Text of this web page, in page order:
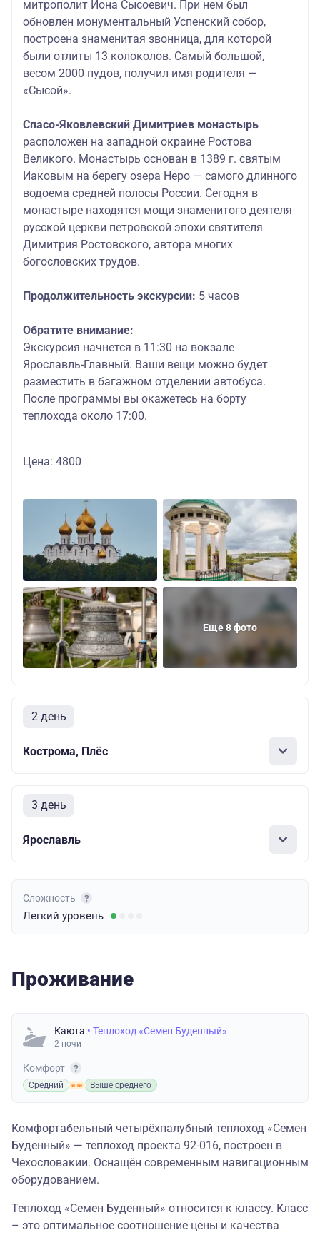
митрополит Иона Сысоевич. При нем был
обновлен монументальный Успенский собор,
построена знаменитая звонница, для которой
были отлиты 13 колоколов. Самый большой,
весом 2000 пудов, получил имя родителя —
«Сысой».
Спасо-Яковлевский Димитриев монастырь
расположен на западной окраине Ростова
Великого. Монастырь основан в 1389 г. святым
Иаковым на берегу озера Неро — самого длинного
водоема средней полосы России. Сегодня в
монастыре находятся мощи знаменитого деятеля
русской церкви петровской эпохи святителя
Димитрия Ростовского, автора многих
богословских трудов.
Продолжительность экскурсии: 5 часов
Обратите внимание:
Экскурсия начнется в 11:30 на вокзале
Ярославль-Главный. Ваши вещи можно будет
разместить в багажном отделении автобуса.
После программы вы окажетесь на борту
теплохода около 17:00.
Цена: 4800
Еще 8 фото
2 день
Кострома, Плёс
3 день
Ярославль
Сложность
Легкий уровень
Проживание
Каюта • Теплоход «Семен Буденный»
2 ночи
Комфорт
Средний Выше среднего
Комфортабельный четырёхпалубный теплоход «Семен
Буденный» — теплоход проекта 92-016, построен в
Чехословакии. Оснащён современным навигационным
оборудованием.
Теплоход «Семен Буденный» относится к классу. Класс
– это оптимальное соотношение цены и качества